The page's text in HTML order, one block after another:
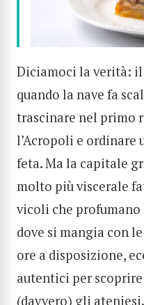
Diciamoci la verità:
quando la nave fa
trascinare nel primo
l’Acropoli e ordinare
feta. Ma la capitale
molto più viscerale
vicoli che
dove si mangia con
ore a disposizione,
autentici per
(davvero) gli ateniesi.